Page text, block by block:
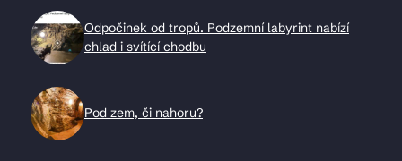
Odpočinek od tropů. Podzemní labyrint nabízí
chlad i svítící chodbu
Pod zem, či nahoru?